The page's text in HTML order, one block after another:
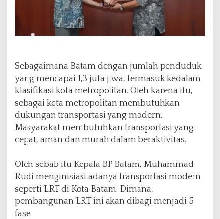
Sebagaimana Batam dengan jumlah penduduk
yang mencapai 1,3 juta jiwa, termasuk kedalam
klasifikasi kota metropolitan. Oleh karena itu,
sebagai kota metropolitan membutuhkan
dukungan transportasi yang modern.
Masyarakat membutuhkan transportasi yang
cepat, aman dan murah dalam beraktivitas.
Oleh sebab itu Kepala BP Batam, Muhammad
Rudi menginisiasi adanya transportasi modern
seperti LRT di Kota Batam. Dimana,
pembangunan LRT ini akan dibagi menjadi 5
fase.